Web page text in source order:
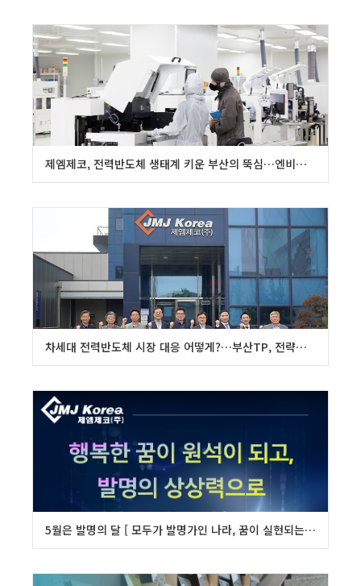
제엠제코, 전력반도체 생태계 키운 부산의 뚝심…엔비디아 공급 결실로
차세대 전력반도체 시장 대응 어떻게?…부산TP, 전략논의
5월은 발명의 달 [ 모두가 발명가인 나라, 꿈이 실현되는 대한민국 ]